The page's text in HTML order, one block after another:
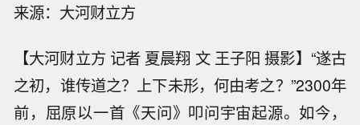
来源：大河财立方
【大河财立方 记者 夏晨翔 文 王子阳 摄影】“遂古
之初，谁传道之？上下未形，何由考之？”2300年
前，屈原以一首《天问》叩问宇宙起源。如今，